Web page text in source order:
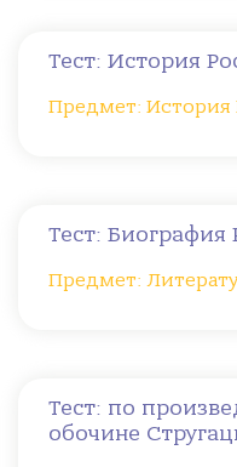
Тест: История
Предмет: История
Тест:
Предмет:
Тест: по
обочине